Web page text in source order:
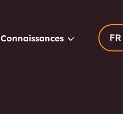
Connaissances FR